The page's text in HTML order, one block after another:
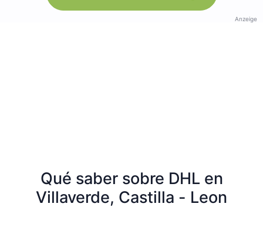
Anzeige
Qué saber sobre DHL en
Villaverde, Castilla - Leon